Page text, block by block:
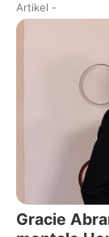
Artikel -
Gracie